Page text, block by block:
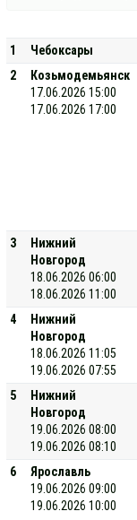
1
Чебоксары
2
Козьмодемьянск
17.06.2026 15:00
17.06.2026 17:00
3
Нижний
Новгород
18.06.2026 06:00
18.06.2026 11:00
4
Нижний
Новгород
18.06.2026 11:05
19.06.2026 07:55
5
Нижний
Новгород
19.06.2026 08:00
19.06.2026 08:10
6
Ярославль
19.06.2026 09:00
19.06.2026 10:00